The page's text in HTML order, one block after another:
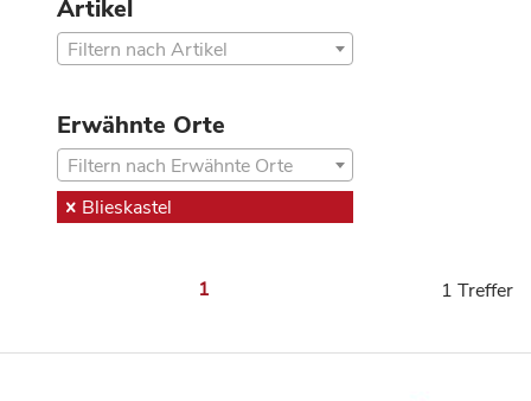
Artikel
Filtern nach Artikel
Erwähnte Orte
Filtern nach Erwähnte Orte
Blieskastel
1 1 Treffer